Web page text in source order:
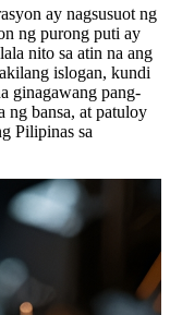
ay nagsusuot ng
ng purong puti ay
nito sa atin na ang
islogan, kundi
ginagawang pang-
ng bansa, at patuloy
Pilipinas sa